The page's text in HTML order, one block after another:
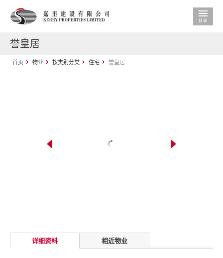
誉皇居
首页 物业 按类别分类 住宅 誉皇居
详细资料 相近物业